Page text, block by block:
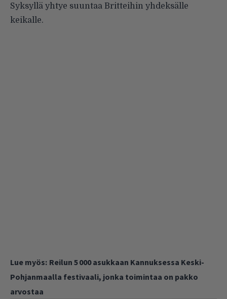
Syksyllä yhtye suuntaa Britteihin yhdeksälle
keikalle.
Lue myös: Reilun 5 000 asukkaan Kannuksessa Keski-
Pohjanmaalla festivaali, jonka toimintaa on pakko
arvostaa